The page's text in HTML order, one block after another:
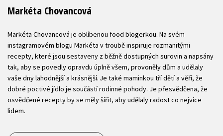
Markéta Chovancová
Markéta Chovancová je oblíbenou food blogerkou. Na svém
instagramovém blogu Markéta v troubě inspiruje rozmanitými
recepty, které jsou sestaveny z běžně dostupných surovin a napsány
tak, aby se povedly opravdu úplně všem, provoněly dům a udělaly
vaše dny lahodnější a krásnější. Je také maminkou tří dětí a věří, že
dobré poctivé jídlo je součástí rodinné pohody. Je přesvědčena, že
osvědčené recepty by se měly šířit, aby udělaly radost co nejvíce
lidem.